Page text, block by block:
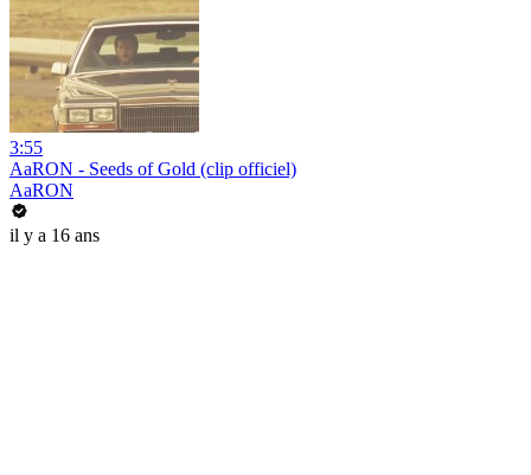
3:55
AaRON - Seeds of Gold (clip officiel)
AaRON
il y a 16 ans